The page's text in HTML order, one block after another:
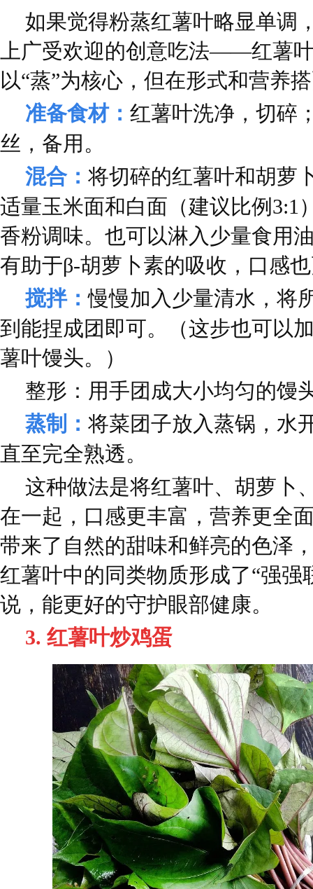
如果觉得粉蒸红薯叶略显单调
上广受欢迎的创意吃法——红薯
以“蒸”为核心，但在形式和营养
准备食材： 红薯叶洗净，切碎
丝，备用。
混合： 将切碎的红薯叶和胡萝
适量玉米面和白面（建议比例3:1
香粉调味。也可以淋入少量食用
有助于β-胡萝卜素的吸收，口感
搅拌：慢慢加入少量清水，将
到能捏成团即可。（这步也可以
薯叶馒头。）
整形：用手团成大小均匀的馒
蒸制： 将菜团子放入蒸锅，水
直至完全熟透。
这种做法是将红薯叶、胡萝卜
在一起，口感更丰富，营养更全
带来了自然的甜味和鲜亮的色泽
红薯叶中的同类物质形成了“强强
说，能更好的守护眼部健康。
3. 红薯叶炒鸡蛋